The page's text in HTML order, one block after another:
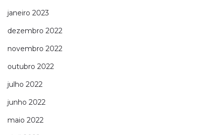
janeiro 2023
dezembro 2022
novembro 2022
outubro 2022
julho 2022
junho 2022
maio 2022